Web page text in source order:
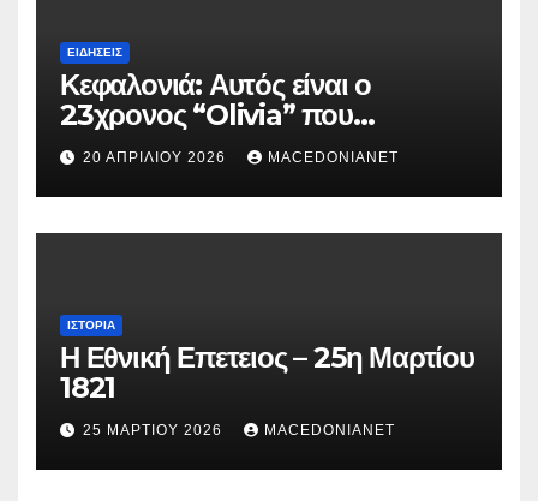
ΕΙΔΉΣΕΙΣ
Κεφαλονιά: Αυτός είναι ο
23χρονος “Olivia” που
κατηγορείται για τον θάνατο της
Μυρτούς
20 ΑΠΡΙΛΊΟΥ 2026 MACEDONIANET
ΙΣΤΟΡΊΑ
Η Εθνική Επετειος – 25η Μαρτίου
1821
25 ΜΑΡΤΊΟΥ 2026 MACEDONIANET